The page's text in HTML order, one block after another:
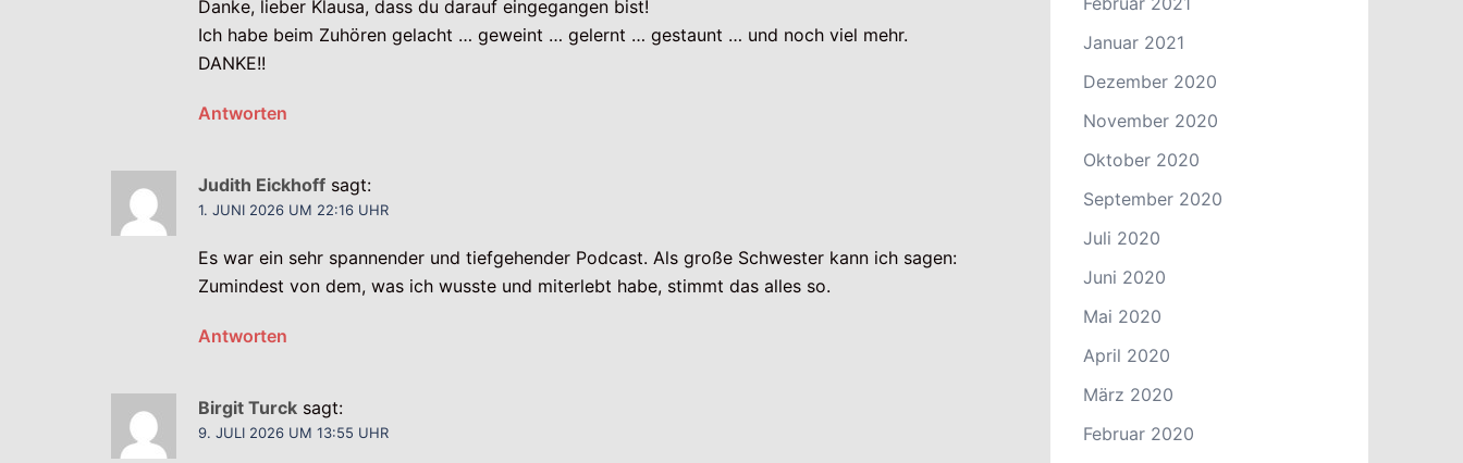
Danke, lieber Klausa, dass du darauf eingegangen bist!
Ich habe beim Zuhören gelacht … geweint … gelernt … gestaunt … und noch viel mehr.
DANKE!!
Antworten
Judith Eickhoff sagt:
1. JUNI 2026 UM 22:16 UHR
Es war ein sehr spannender und tiefgehender Podcast. Als große Schwester kann ich sagen:
Zumindest von dem, was ich wusste und miterlebt habe, stimmt das alles so.
Antworten
Birgit Turck sagt:
9. JULI 2026 UM 13:55 UHR
Januar 2021
Dezember 2020
November 2020
Oktober 2020
September 2020
Juli 2020
Juni 2020
Mai 2020
April 2020
März 2020
Februar 2020